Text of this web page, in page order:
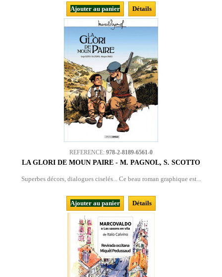
Ajouter au panier Détails
REFERENCE: 978-2-8189-6561-0
LA GLORI DE MOUN PAIRE - M. PAGNOL, S. SCOTTO
Superbes décors, dialogues ciselés... Ce beau roman graphique est...
Ajouter au panier Détails